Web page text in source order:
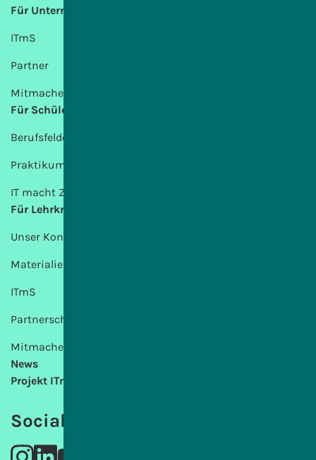
Für Unternehmen
ITmS
Partner
Mitmachen
Für Schülerinnen und Schüler
Berufsfelder
Praktikum
IT macht Zukunft
Für Lehrkräfte
Unser Konzept
Materialien
ITmS
Partnerschulen
Mitmachen
News
Projekt ITmS
Social Media